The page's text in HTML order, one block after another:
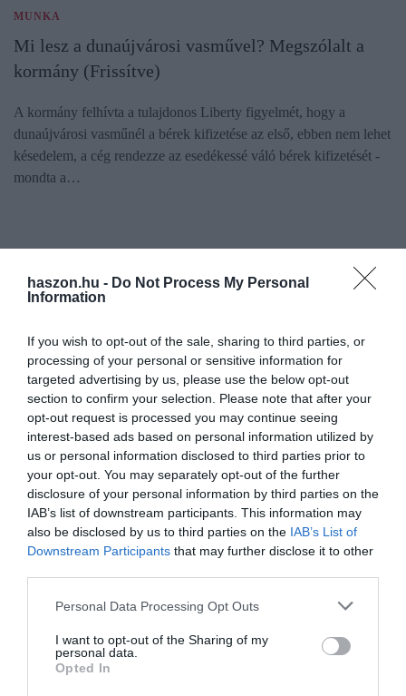
haszon.hu - Do Not Process My Personal
Information
If you wish to opt-out of the sale, sharing to third parties, or
processing of your personal or sensitive information for
targeted advertising by us, please use the below opt-out
section to confirm your selection. Please note that after your
opt-out request is processed you may continue seeing
interest-based ads based on personal information utilized by
us or personal information disclosed to third parties prior to
your opt-out. You may separately opt-out of the further
disclosure of your personal information by third parties on the
IAB’s list of downstream participants. This information may
also be disclosed by us to third parties on the IAB’s List of
Downstream Participants that may further disclose it to other
Please note that this website/app uses one or more Google
not limited to your visit or usage behaviour. You may click to
grant or deny consent to Google and its third-party tags to
use your data for below specified purposes in below Google
Personal Data Processing Opt Outs
I want to opt-out of the Sharing of my
personal data.
Opted In
MUNKA
Mi lesz a dunaújvárosi vasművel? Megszólalt a
kormány (Frissítve)
A kormány felhívta a tulajdonos Liberty figyelmét, hogy a
dunaújvárosi vasműnél a bérek kifizetése az első, ebben nem lehet
késedelem, a cég rendezze az esedékessé váló bérek kifizetését -
mondta a…